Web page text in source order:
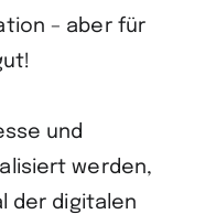
– aber für
und
werden,
der digitalen